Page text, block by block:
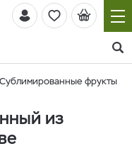
Сублимированные фрукты
из